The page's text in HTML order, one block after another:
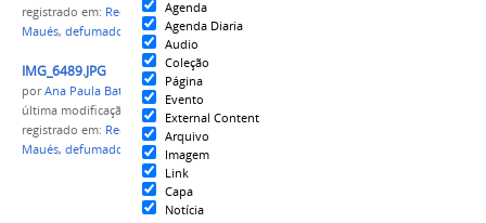
Agenda
Agenda Diaria
Audio
Coleção
Página
Evento
External Content
Arquivo
Imagem
Link
Capa
Notícia
registrado em: Reditec 2017,Patê de peixe
Maués, defumado
IMG_6489.JPG
porAna Paula Batista
última modificação
em 21/11/2017 20h12
registrado em: Reditec 2017 Patê de peixe
Maués, defumado